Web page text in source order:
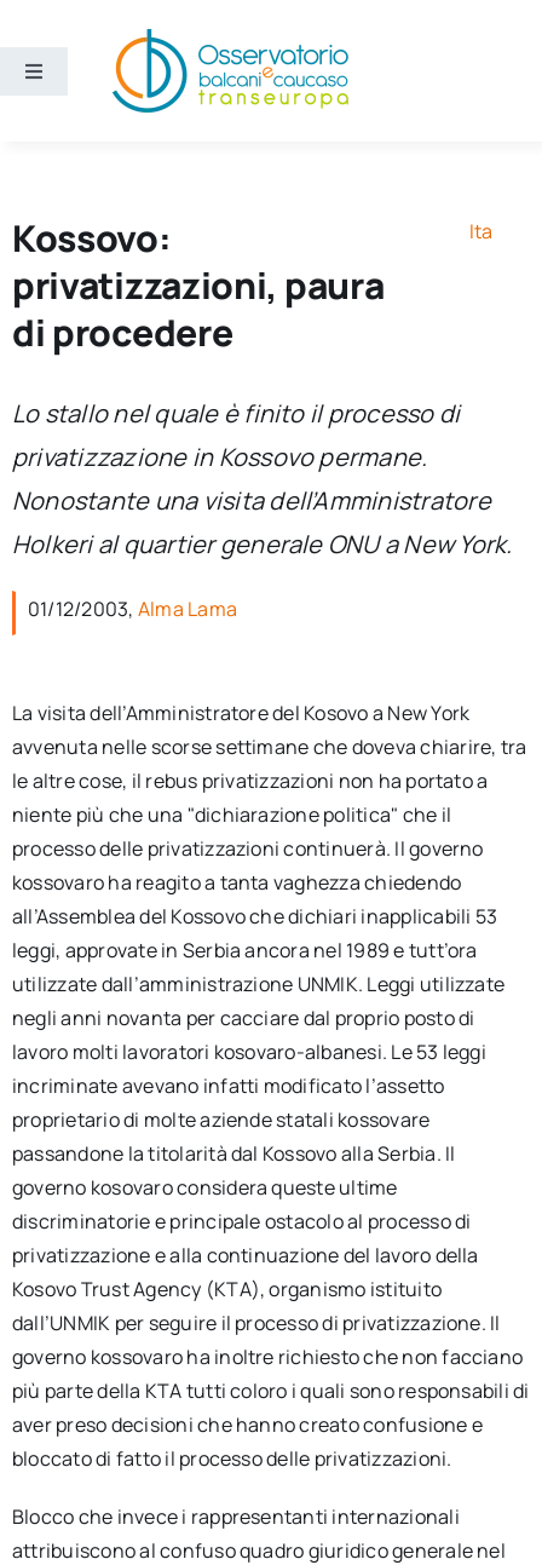
contenuto
Toggle
Ricerca e divulgazione
Chi siamo
per:
Newsletter
Ita
Kossovo:
privatizzazioni, paura
di procedere
Ita
Lo stallo nel quale è finito il processo di
privatizzazione in Kossovo permane.
Nonostante una visita dell’Amministratore
Holkeri al quartier generale ONU a New York.
01/12/2003, Alma Lama
La visita dell’Amministratore del Kosovo a New York
avvenuta nelle scorse settimane che doveva chiarire, tra
le altre cose, il rebus privatizzazioni non ha portato a
niente più che una "dichiarazione politica" che il
processo delle privatizzazioni continuerà. Il governo
kossovaro ha reagito a tanta vaghezza chiedendo
all’Assemblea del Kossovo che dichiari inapplicabili 53
leggi, approvate in Serbia ancora nel 1989 e tutt’ora
utilizzate dall’amministrazione UNMIK. Leggi utilizzate
negli anni novanta per cacciare dal proprio posto di
lavoro molti lavoratori kosovaro-albanesi. Le 53 leggi
incriminate avevano infatti modificato l’assetto
proprietario di molte aziende statali kossovare
passandone la titolarità dal Kossovo alla Serbia. Il
governo kosovaro considera queste ultime
discriminatorie e principale ostacolo al processo di
privatizzazione e alla continuazione del lavoro della
Kosovo Trust Agency (KTA), organismo istituito
dall’UNMIK per seguire il processo di privatizzazione. Il
governo kossovaro ha inoltre richiesto che non facciano
più parte della KTA tutti coloro i quali sono responsabili di
aver preso decisioni che hanno creato confusione e
bloccato di fatto il processo delle privatizzazioni.
Blocco che invece i rappresentanti internazionali
attribuiscono al confuso quadro giuridico generale nel